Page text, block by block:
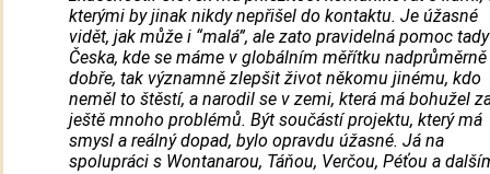
kterými by jinak nikdy nepřišel do kontaktu. Je úžasné
vidět, jak může i “malá”, ale zato pravidelná pomoc
Česka, kde se máme v globálním měřítku nadprůměrně
dobře, tak významně zlepšit život někomu jinému, kdo
neměl to štěstí, a narodil se v zemi, která má bohužel
ještě mnoho problémů. Být součástí projektu, který má
smysl a reálný dopad, bylo opravdu úžasné. Já na
spolupráci s Wontanarou, Táňou, Verčou, Péťou a